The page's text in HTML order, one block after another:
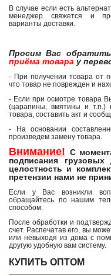
В случае если есть
менеджер свяжется и
варианты доставки.
Просим Вас
приёма товара у
- При получении товара от
что товар не поврежден и
- Если при осмотре товара
(царапины, вмятины и т.п.)
товара, составить акт и
- На основании
произведем замену товара.
Внимание! С
подписания грузовых
целостность и
претензии нами не
Если у Вас возникли
обращайтесь по нашим
способом.
После обработки и
счет. Распечатав его, вы
или невыходя из дома с
другую удобную вам систему.
КУПИТЬ ОПТОМ